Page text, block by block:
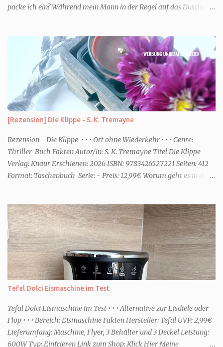
packe ich ein? Während mein Mann in der Regel auf das Duschgel
Urlaub Entspannung und Wellness. Falls ihr ähnlich denkt, lasst
uns doch herausfinden, welcher Duschtyp ihr seid. TYP
GENIESSER Egal, ob Strand oder Städtetrip - für euch gehört
gutes Essen, ein guter Wein oder Cocktail, vielleicht ein gutes Buch
dazu. Ihr liebt es Sonnenuntergänge zu beobachten und genießt
einfach jeden Moment. Dann seid ihr wie ich der Typ Genießer.
Hier empfehle ich tatsächlich Düfte die zur Jahreszeit passen, weil
ihr dann bessere entspannen könnt. Zum Beispiel ein Duschgel mit
einem frisch-fruchtigen Duft, wie die Kneipp Aroma-Pflegedusche
“ Sommer Flirt ...
[Rezension] Die Klippe - S. K. Tremayne
Rezension - Die Klippe • • • Ort ohne Wiederkehr • • • Genre:
Thriller Buch Fakten Autor/in: S. K. Tremayne Titel Die Klippe
Verlag: Knaur Erschienen: 2026 ISBN: 9783426527221 Seiten: 412
Format: Taschenbuch Serie: - Preis: 12,99€ Worum geht es in dem
was wirklich passierte, denn beide Kinder beschuldigen sich
gegenseitig. Sie zieht in das Haus und muss schon bald erkennen,
dass viel mehr dahintersteckt. Meine Leseeindrücke Die Klippe -
ist ein Thriller, bei dem ich mich direkt fragte: Gehen den Verlagen
die Titel aus? Erst vor wenigen Wochen las ich einen anderen
Thriller mit dem gleichen Titel. Tatsächlich sind sie sehr
unterschiedlich, haben aber noch eine Gemeinsamkeit. Sie haben
Tefal Dolci Eismaschine im Test
Tefal Dolci Eismaschine im Test • • • Alternative zur Eisdiele oder
Flop • • • Bereich: Eismaschine Fakten Hersteller: Tefal UVP: 2,99€
Lieferumfang: Maschine, Flyer, 3 Behälter und 3 Deckel Leistung:
600W Typ: Einfrieren Link zum Shop: Klick Hier Meine